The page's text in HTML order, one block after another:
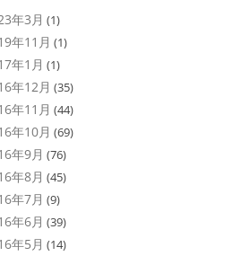
年3月 (1)
年11月 (1)
年1月 (1)
年12月 (35)
年11月 (44)
年10月 (69)
年9月 (76)
年8月 (45)
年7月 (9)
年6月 (39)
年5月 (14)